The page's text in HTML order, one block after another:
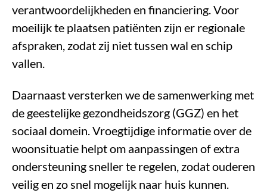
verantwoordelijkheden en financiering. Voor
moeilijk te plaatsen patiënten zijn er regionale
afspraken, zodat zij niet tussen wal en schip
vallen.
Daarnaast versterken we de samenwerking met
de geestelijke gezondheidszorg (GGZ) en het
sociaal domein. Vroegtijdige informatie over de
woonsituatie helpt om aanpassingen of extra
ondersteuning sneller te regelen, zodat ouderen
veilig en zo snel mogelijk naar huis kunnen.